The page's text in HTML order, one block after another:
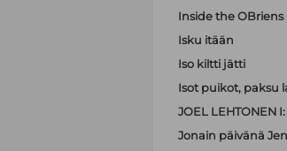
Inside the OBriens
Isku itään
Iso kiltti jätti
Isot puikot, paksu
JOEL LEHTONEN I:
Jonain päivänä